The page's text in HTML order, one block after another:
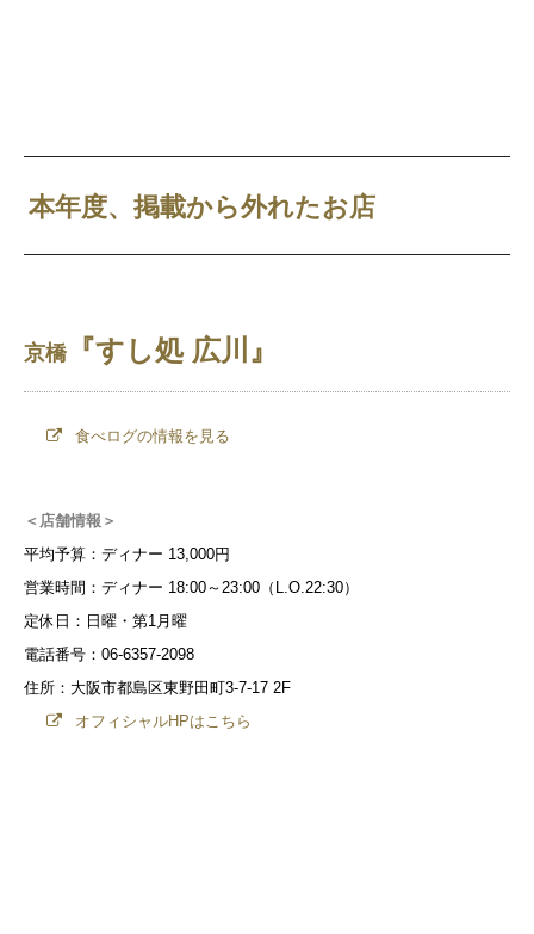
本年度、掲載から外れたお店
京橋『すし処 広川』
食べログの情報を見る
＜店舗情報＞
平均予算：ディナー 13,000円
営業時間：ディナー 18:00～23:00（L.O.22:30）
定休日：日曜・第1月曜
電話番号：06-6357-2098
住所：大阪市都島区東野田町3-7-17 2F
オフィシャルHPはこちら